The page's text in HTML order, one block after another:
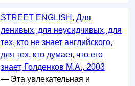
STREET ENGLISH, Для
ленивых, для неусидчивых, для
тех, кто не знает английского,
для тех, кто думает, что его
знает, Голденков М.А., 2003
— Эта увлекательная и